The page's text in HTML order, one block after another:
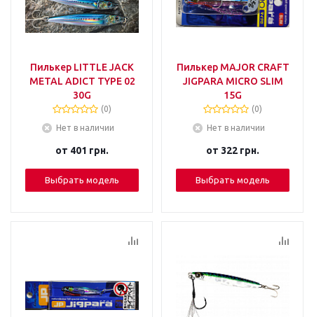
Пилькер LITTLE JACK
METAL ADICT TYPE 02
30G
(0)
Нет в наличии
от 401 грн.
Выбрать модель
Пилькер MAJOR CRAFT
JIGPARA MICRO SLIM
15G
(0)
Нет в наличии
от 322 грн.
Выбрать модель